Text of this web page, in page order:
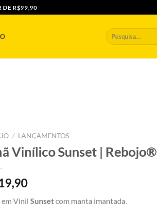
DE R$99,90
Pesquisar
por:
/ LANÇAMENTOS
Vinílico Sunset | Rebojo®
em Vinil Sunsetcom manta imantada.